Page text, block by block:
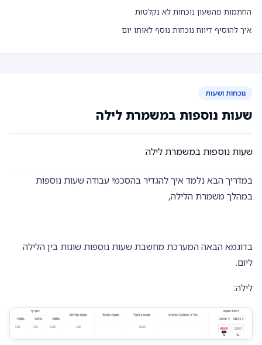
החתמות מהשעון נוכחות לא נקלטות
איך להוסיף דיווח נוכחות נוסף לאותו יום
נוכחות ושעות
שעות נוספות במשמרת לילה
שעות נוספות במשמרת לילה
במדריך הבא נלמד איך להגדיר בהסכמי עבודה שעות נוספות
במהלך משמרת הלילה,
בדוגמא הבאה המערכת מחשבת שעות נוספות שונות בין הלילה
ליום.
לילה: